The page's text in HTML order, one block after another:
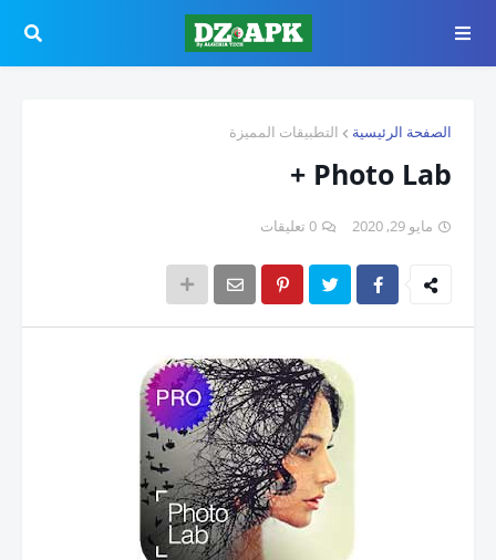
الصفحة الرئيسية التطبيقات المميزة
Photo Lab +
مايو 29, 2020 0 تعليقات